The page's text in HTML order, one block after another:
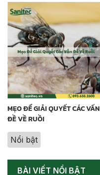
MẸO ĐỂ GIẢI QUYẾT CÁC VẤN
ĐỀ VỀ RUỒI
Nổi bật
BÀI VIẾT NỔI BẬT